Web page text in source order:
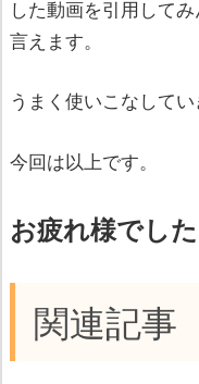
した動画を引用して
言えます。
うまく使いこなしてい
今回は以上です。
お疲れ様でした
関連記事